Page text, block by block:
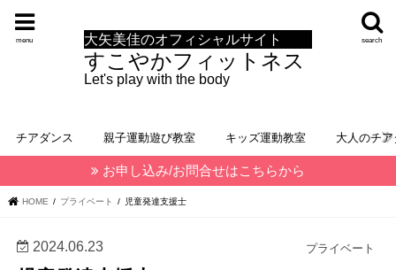
大矢美佳のオフィシャルサイト
すこやかフィットネス
Let's play with the body
search
menu
チアダンス 親子運動遊び教室 キッズ運動教室 大人のチ
お申し込み/お問合せはこちらから
HOME プライベート 児童発達支援士
プライベート
2024.06.23